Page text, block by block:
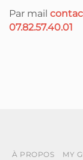
Par mail
07.82.57.40.01
À PROPOS MY